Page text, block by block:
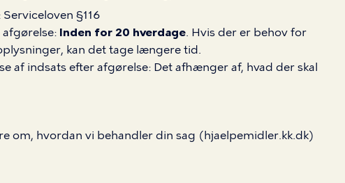
§116
Inden for 20 hverdage. Hvis der er behov for
kan det tage længere tid.
af indsats efter afgørelse: Det afhænger af, hvad der skal
om, hvordan vi behandler din sag (hjaelpemidler.kk.dk)